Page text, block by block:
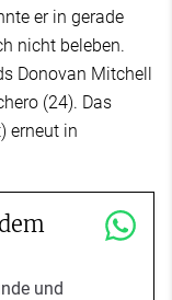
er in gerade
nicht beleben.
Donovan Mitchell
(24). Das
erneut in
und